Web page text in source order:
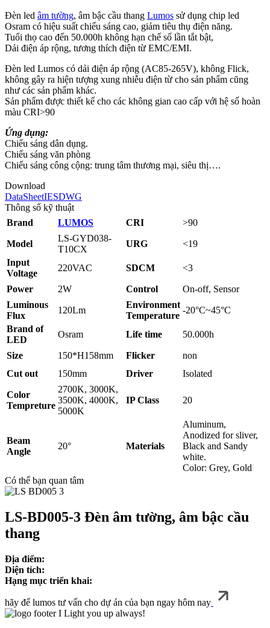
Đèn led âm tường, âm bậc cầu thang Lumos sử dụng chip led
Osram có hiệu suất chiếu sáng cao, giảm tiêu thụ điện năng.
Tuổi thọ cao đến 50.000h không hạn chế số lần tắt bật,
Dải điện áp rộng, tương thích điện từ EMC/EMI.
Đèn led Lumos có dải điện áp rộng (AC85-265V), không Flick,
không gây ra hiện tượng xung nhiễu điện từ cho sản phẩm cũng
như các sản phẩm khác.
Sản phẩm được thiết kế cho các không gian cao cấp với hệ số hoàn
màu CRI>90
Ứng dụng:
Chiếu sáng dân dụng.
Chiếu sáng văn phòng
Chiếu sáng công cộng: trung tâm thương mại, siêu thị….
Download
DataSheetIESDWG
Thông số kỹ thuật
Brand
LUMOS CRI >90
Model
LS-GYD038-
T10CX
URG
<19
Input
Voltage
220VAC SDCM <3
Power 2W Control
On-off, Sensor
Luminous
Flux
120Lm
Environment
Temperature
-20°C~45°C
Brand of
LED
Osram Life time 50.000h
Size 150*H158mm Flicker
non
Cut out
150mm Driver Isolated
Color
Tempreture
2700K, 3000K,
3500K, 4000K,
5000K
IP Class 20
Beam
Angle
20° Materials
Aluminum,
Anodized for sliver,
Black and Sandy
white.
Color: Grey, Gold
Có thể bạn quan tâm
LS-BD005-3 Đèn âm tường, âm bậc cầu
thang
Địa điểm:
Diện tích:
Hạng mục triển khai:
hãy để lumos tư vấn cho dự án của bạn ngay hôm nay
I Light you up always!